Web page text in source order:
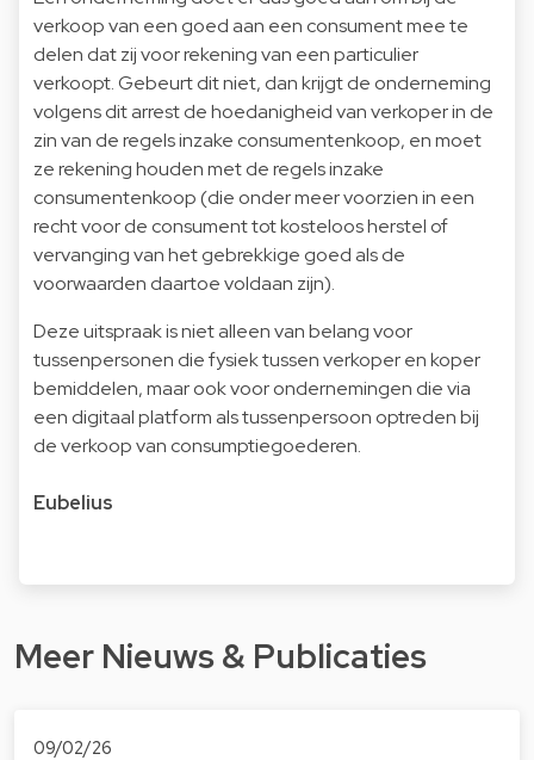
verkoop van een goed aan een consument mee te
delen dat zij voor rekening van een particulier
verkoopt. Gebeurt dit niet, dan krijgt de onderneming
volgens dit arrest de hoedanigheid van verkoper in de
zin van de regels inzake consumentenkoop, en moet
ze rekening houden met de regels inzake
consumentenkoop (die onder meer voorzien in een
recht voor de consument tot kosteloos herstel of
vervanging van het gebrekkige goed als de
voorwaarden daartoe voldaan zijn).
Deze uitspraak is niet alleen van belang voor
tussenpersonen die fysiek tussen verkoper en koper
bemiddelen, maar ook voor ondernemingen die via
een digitaal platform als tussenpersoon optreden bij
de verkoop van consumptiegoederen.
Eubelius
Meer Nieuws & Publicaties
09/02/26